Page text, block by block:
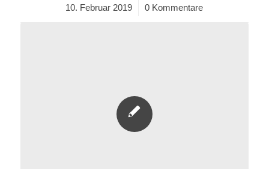
10. Februar 2019
/ 0 Kommentare